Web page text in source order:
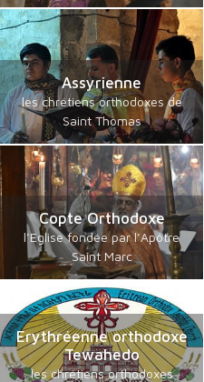
Assyrienne
les chrétiens orthodoxes de
Saint Thomas
Copte Orthodoxe
l’Eglise fondée par l’Apôtre
Saint Marc
Erythréenne orthodoxe
Tewahedo
les chrétiens orthodoxes